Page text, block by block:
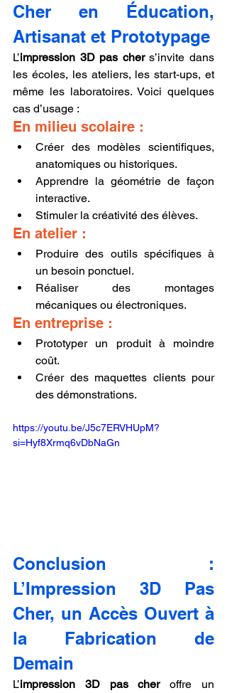
Cher en Éducation,
Artisanat et Prototypage
L’impression 3D pas cher s’invite dans
les écoles, les ateliers, les start-ups, et
même les laboratoires. Voici quelques
cas d’usage :
En milieu scolaire :
Créer des modèles scientifiques,
anatomiques ou historiques.
Apprendre la géométrie de façon
interactive.
Stimuler la créativité des élèves.
En atelier :
Produire des outils spécifiques à
un besoin ponctuel.
Réaliser des montages
mécaniques ou électroniques.
En entreprise :
Prototyper un produit à moindre
coût.
Créer des maquettes clients pour
des démonstrations.
https://youtu.be/J5c7ERVHUpM?
si=Hyf8Xrmq6vDbNaGn
Conclusion :
L’Impression 3D Pas
Cher, un Accès Ouvert à
la Fabrication de
Demain
L’impression 3D pas cher offre un